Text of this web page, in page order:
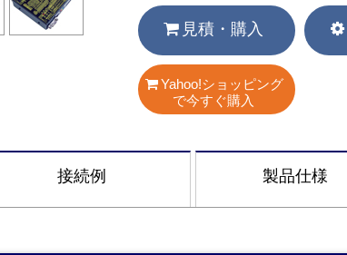
見積・購入
Yahoo!ショッピング
で今すぐ購入
接続例 製品仕様